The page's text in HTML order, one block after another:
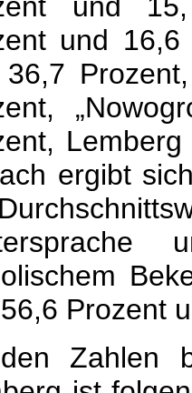
und
ergibt
Prozent
Zahlen